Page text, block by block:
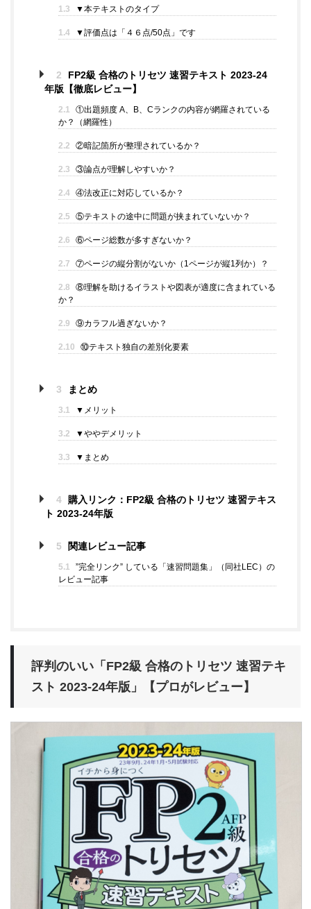
1.3 ▼本テキストのタイプ
1.4 ▼評価点は「４６点/50点」です
2
FP2級 合格のトリセツ 速習テキスト 2023-24
年版【徹底レビュー】
2.1
①出題頻度 A、B、Cランクの内容が網羅されている
か？（網羅性）
2.2 ②暗記箇所が整理されているか？
2.3 ③論点が理解しやすいか？
2.4 ④法改正に対応しているか？
2.5 ⑤テキストの途中に問題が挟まれていないか？
2.6 ⑥ページ総数が多すぎないか？
2.7 ⑦ページの縦分割がないか（1ページが縦1列か）？
2.8
⑧理解を助けるイラストや図表が適度に含まれている
か？
2.9 ⑨カラフル過ぎないか？
2.10 ⑩テキスト独自の差別化要素
3 まとめ
3.1 ▼メリット
3.2 ▼ややデメリット
3.3 ▼まとめ
4
購入リンク：FP2級 合格のトリセツ 速習テキス
ト 2023-24年版
5 関連レビュー記事
5.1
”完全リンク” している「速習問題集」（同社LEC）の
レビュー記事
評判のいい「FP2級 合格のトリセツ 速習テキ
スト 2023-24年版」【プロがレビュー】